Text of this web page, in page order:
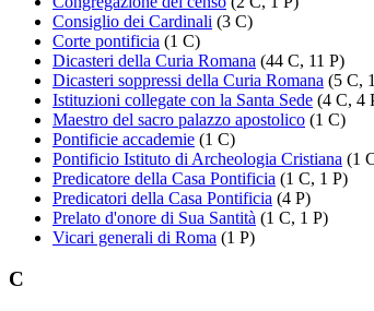
Consiglio dei Cardinali (3 C)
Corte pontificia (1 C)
Dicasteri della Curia Romana (44 C, 11 P)
Dicasteri soppressi della Curia Romana (5 C,
Istituzioni collegate con la Santa Sede (4 C, 4
Maestro del sacro palazzo apostolico (1 C)
Pontificie accademie (1 C)
Pontificio Istituto di Archeologia Cristiana (1
Predicatore della Casa Pontificia (1 C, 1 P)
Predicatori della Casa Pontificia (4 P)
Prelato d'onore di Sua Santità (1 C, 1 P)
Vicari generali di Roma (1 P)
C